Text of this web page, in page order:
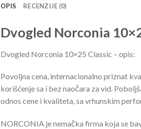
OPIS RECENZIJE (0)
Dvogled Norconia
Dvogled Norconia 10×25 Classic – opis:
Povoljna cena, internacionalno priznat
korišćenje sa i bez naočara za vid.
odnos cene i kvaliteta, sa vrhunskim
NORCONIA je nemačka firma koja se